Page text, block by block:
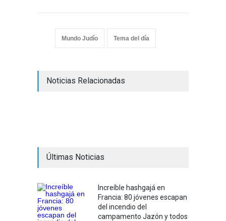
Mundo Judío Tema del día
Noticias Relacionadas
Últimas Noticias
Increíble hashgajá en
Francia: 80 jóvenes escapan
del incendio del
campamento Jazón y todos